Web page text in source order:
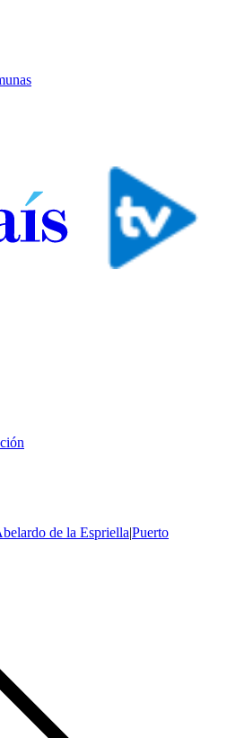
de la Espriella|Puerto